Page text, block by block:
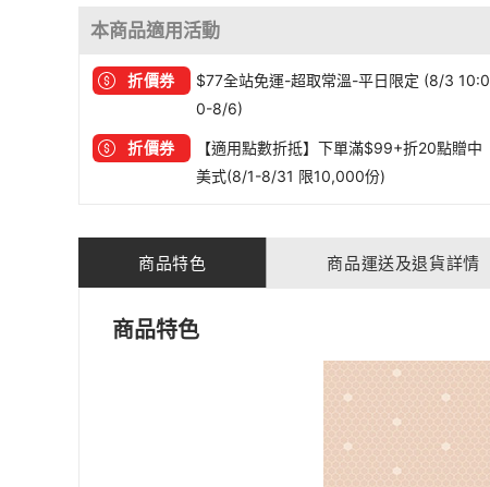
本商品適用活動
折價券
$77全站免運-超取常溫-平日限定 (8/3 10:0
0-8/6)
折價券
【適用點數折抵】下單滿$99+折20點贈中
美式(8/1-8/31 限10,000份)
商品特色 商品運送及退貨詳情
商品特色